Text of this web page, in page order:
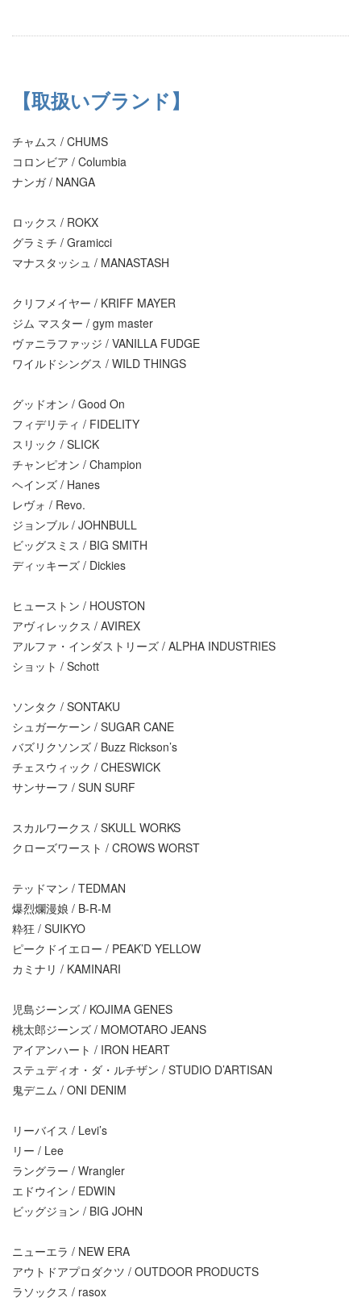
【取扱いブランド】
チャムス / CHUMS
コロンビア / Columbia
ナンガ / NANGA
ロックス / ROKX
グラミチ / Gramicci
マナスタッシュ / MANASTASH
クリフメイヤー / KRIFF MAYER
ジム マスター / gym master
ヴァニラファッジ / VANILLA FUDGE
ワイルドシングス / WILD THINGS
グッドオン / Good On
フィデリティ / FIDELITY
スリック / SLICK
チャンピオン / Champion
ヘインズ / Hanes
レヴォ / Revo.
ジョンブル / JOHNBULL
ビッグスミス / BIG SMITH
ディッキーズ / Dickies
ヒューストン / HOUSTON
アヴィレックス / AVIREX
アルファ・インダストリーズ / ALPHA INDUSTRIES
ショット / Schott
ソンタク / SONTAKU
シュガーケーン / SUGAR CANE
バズリクソンズ / Buzz Rickson’s
チェスウィック / CHESWICK
サンサーフ / SUN SURF
スカルワークス / SKULL WORKS
クローズワースト / CROWS WORST
テッドマン / TEDMAN
爆烈爛漫娘 / B-R-M
粋狂 / SUIKYO
ピークドイエロー / PEAK’D YELLOW
カミナリ / KAMINARI
児島ジーンズ / KOJIMA GENES
桃太郎ジーンズ / MOMOTARO JEANS
アイアンハート / IRON HEART
ステュディオ・ダ・ルチザン / STUDIO D’ARTISAN
鬼デニム / ONI DENIM
リーバイス / Levi’s
リー / Lee
ラングラー / Wrangler
エドウイン / EDWIN
ビッグジョン / BIG JOHN
ニューエラ / NEW ERA
アウトドアプロダクツ / OUTDOOR PRODUCTS
ラソックス / rasox